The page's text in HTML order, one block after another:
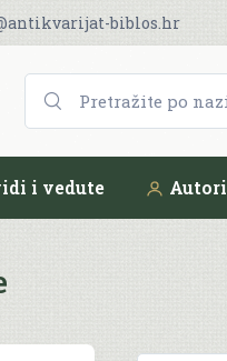
biblos.hr
i vedute Autori